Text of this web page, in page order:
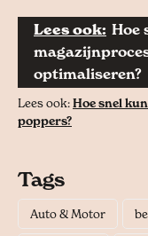
Lees ook: Hoe
optimaliseren?
Lees ook:Hoe snel
poppers?
Tags
Auto & Motor